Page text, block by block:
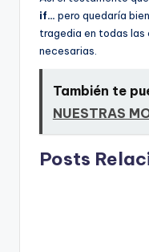
if… pero quedarí­a
tragedia en todas las
necesarias.
También te
NUESTRAS
Posts